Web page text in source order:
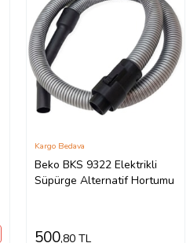
Beko BKS 9322 Elektrikli
Süpürge Alternatif Hortumu
Kargo Bedava
500,80 TL